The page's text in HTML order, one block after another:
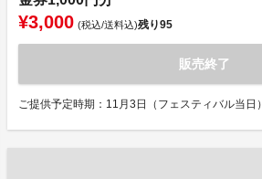
¥3,000 (税込/送料込)残り95
販売終了
ご提供予定時期：11月3日（フェスティバル当日）